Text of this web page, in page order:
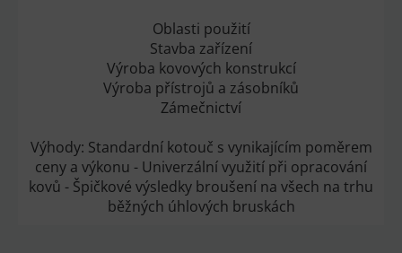
Oblasti použití
Stavba zařízení
Výroba kovových konstrukcí
Výroba přístrojů a zásobníků
Zámečnictví
Výhody: Standardní kotouč s vynikajícím poměrem
ceny a výkonu - Univerzální využití při opracování
kovů - Špičkové výsledky broušení na všech na trhu
běžných úhlových bruskách